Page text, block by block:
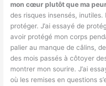
mon cœur plutôt que ma
des risques insensés, inutiles.
protéger. J’ai essayé de
avoir protégé mon corps
palier au manque de câlins,
des mois passés à côtoyer
montrer mon sourire. J’ai
où les remises en questions